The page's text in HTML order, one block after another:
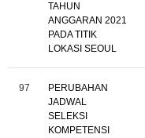
TAHUN
ANGGARAN 2021
PADA TITIK
LOKASI SEOUL
97
PERUBAHAN
JADWAL
SELEKSI
KOMPETENSI